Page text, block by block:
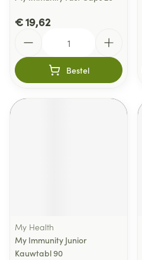
€ 19,62
Bestel
My Health
My Immunity Junior
Kauwtabl 90